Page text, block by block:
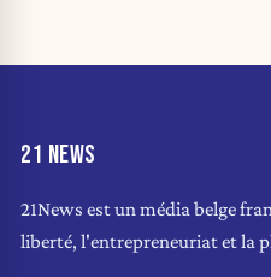
21 NEWS
21News est un média belge
liberté, l'entrepreneuriat et la